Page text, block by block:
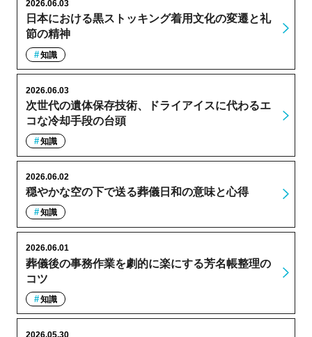
日本における黒ストッキング着用文化の変遷と礼
節の精神
2026.06.03
知識
次世代の遺体保存技術、ドライアイスに代わるエ
コな冷却手段の台頭
2026.06.03
知識
穏やかな空の下で送る葬儀日和の意味と心得
2026.06.02
知識
葬儀後の事務作業を劇的に楽にする芳名帳整理の
コツ
2026.06.01
知識
2026.05.30